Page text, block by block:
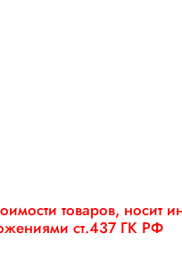
товаров, носит
ст.437 ГК РФ